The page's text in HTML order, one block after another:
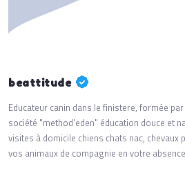
beattitude
Educateur canin dans le finistere, formée
société "method’eden" éducation douce et
visites à domicile chiens chats nac,
vos animaux de compagnie en votre absence